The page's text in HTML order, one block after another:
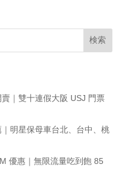
検索
｜雙十連假大阪 USJ 門票
明星保母車台北、台中、桃
優惠｜無限流量吃到飽 85